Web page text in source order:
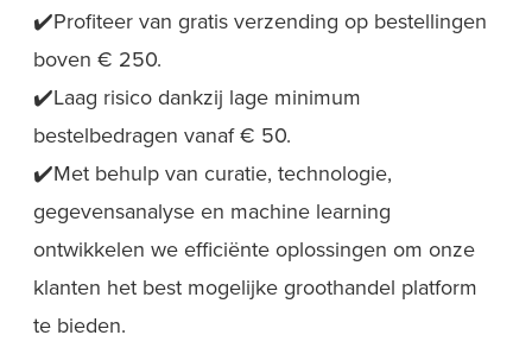
✔️Profiteer van gratis verzending op bestellingen
boven € 250.
✔️Laag risico dankzij lage minimum
bestelbedragen vanaf € 50.
✔️Met behulp van curatie, technologie,
gegevensanalyse en machine learning
ontwikkelen we efficiënte oplossingen om onze
klanten het best mogelijke groothandel platform
te bieden.